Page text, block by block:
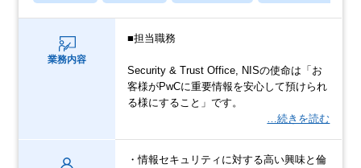
業務内容
■担当職務
Security & Trust Office, NISの使命は「お
客様がPwCに重要情報を安心して預けられ
る様にすること」です。
…続きを読む
・情報セキュリティに対する高い興味と倫